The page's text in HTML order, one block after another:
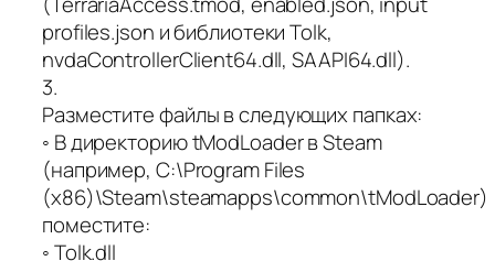
profiles.json и библиотеки Tolk,
nvdaControllerClient64.dll, SAAPI64.dll).
3.
Разместите файлы в следующих папках:
◦ В директорию tModLoader в Steam
(например, C:\Program Files
(x86)\Steam\steamapps\common\tModLoader)
поместите:
◦ Tolk.dll